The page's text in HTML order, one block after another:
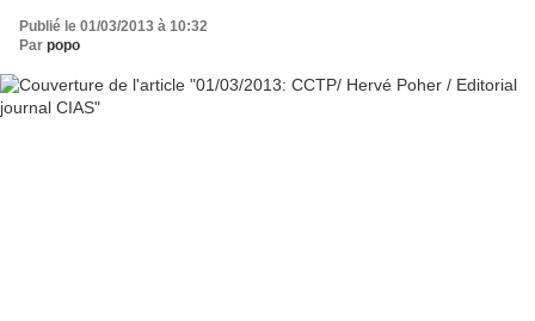
Publié le 01/03/2013 à 10:32
Par popo